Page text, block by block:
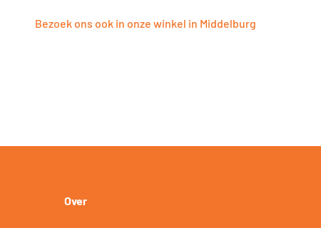
Bezoek ons ook in onze winkel in Middelburg
Over